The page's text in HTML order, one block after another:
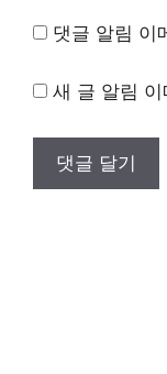
댓글 알림 이
새 글 알림 이